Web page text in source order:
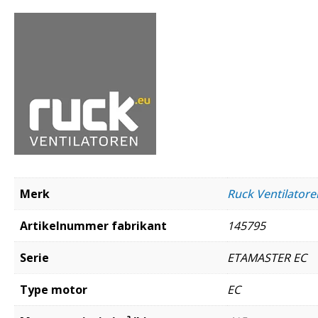
Merk Ruck
Artikelnummer fabrikant 145795
Serie ETAMASTER EC
Type motor EC